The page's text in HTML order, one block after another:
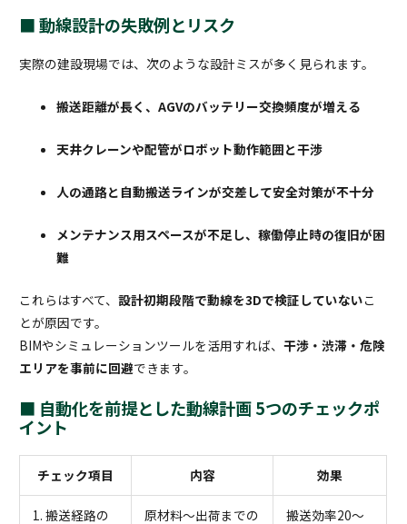
■ 動線設計の失敗例とリスク
実際の建設現場では、次のような設計ミスが多く見られます。
搬送距離が長く、AGVのバッテリー交換頻度が増える
天井クレーンや配管がロボット動作範囲と干渉
人の通路と自動搬送ラインが交差して安全対策が不十分
メンテナンス用スペースが不足し、稼働停止時の復旧が困
難
これらはすべて、設計初期段階で動線を3Dで検証していないこ
とが原因です。
BIMやシミュレーションツールを活用すれば、干渉・渋滞・危険
エリアを事前に回避できます。
■ 自動化を前提とした動線計画 5つのチェックポ
イント
チェック項目 内容 効果
1. 搬送経路の
原材料〜出荷までの
搬送効率20〜